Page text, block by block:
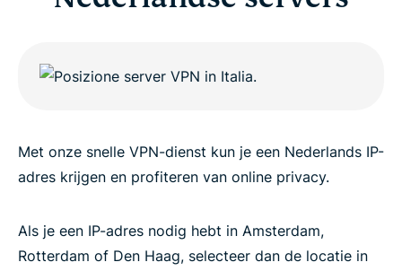
Met onze snelle VPN-dienst kun je een Nederlands IP-
adres krijgen en profiteren van online privacy.
Als je een IP-adres nodig hebt in Amsterdam,
Rotterdam of Den Haag, selecteer dan de locatie in